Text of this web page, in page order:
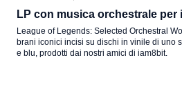
LP con musica orchestrale per
League of Legends: Selected Orchestral
brani iconici incisi su dischi in vinile di uno
e blu, prodotti dai nostri amici di iam8bit.